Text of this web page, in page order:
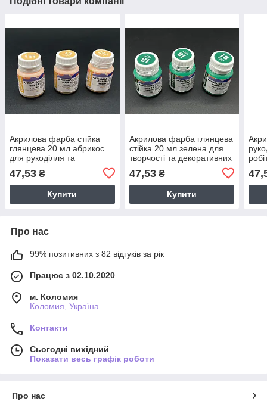
Акрилова фарба стійка
глянцева 20 мл абрикос
для рукоділля та
47,53 ₴
Купити
Акрилова фарба глянцева
стійка 20 мл зелена для
творчості та декоративних
47,53₴
Купити
Про нас
99% позитивних з 82 відгуків за рік
Працює з 02.10.2020
м. Коломия
Коломия, Україна
Контакти
Сьогодні вихідний
Показати весь графік роботи
Про нас